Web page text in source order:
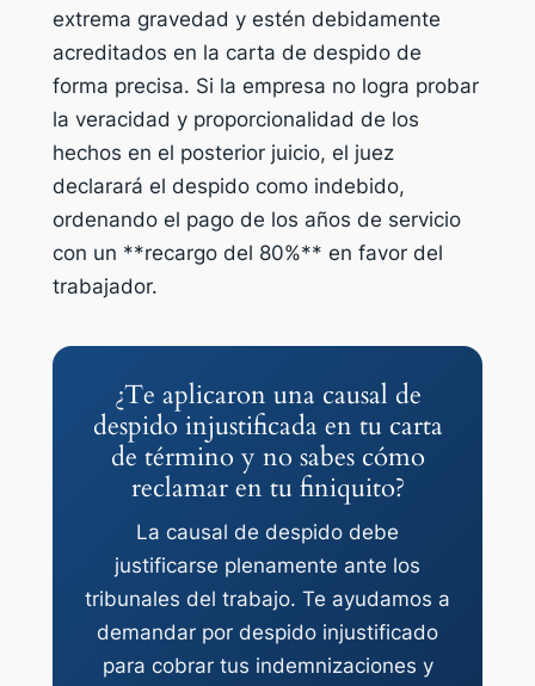
extrema gravedad y estén debidamente
acreditados en la carta de despido de
forma precisa. Si la empresa no logra probar
la veracidad y proporcionalidad de los
hechos en el posterior juicio, el juez
declarará el despido como indebido,
ordenando el pago de los años de servicio
con un **recargo del 80%** en favor del
trabajador.
¿Te aplicaron una causal de
despido injustificada en tu carta
de término y no sabes cómo
reclamar en tu finiquito?
La causal de despido debe
justificarse plenamente ante los
tribunales del trabajo. Te ayudamos a
demandar por despido injustificado
para cobrar tus indemnizaciones y